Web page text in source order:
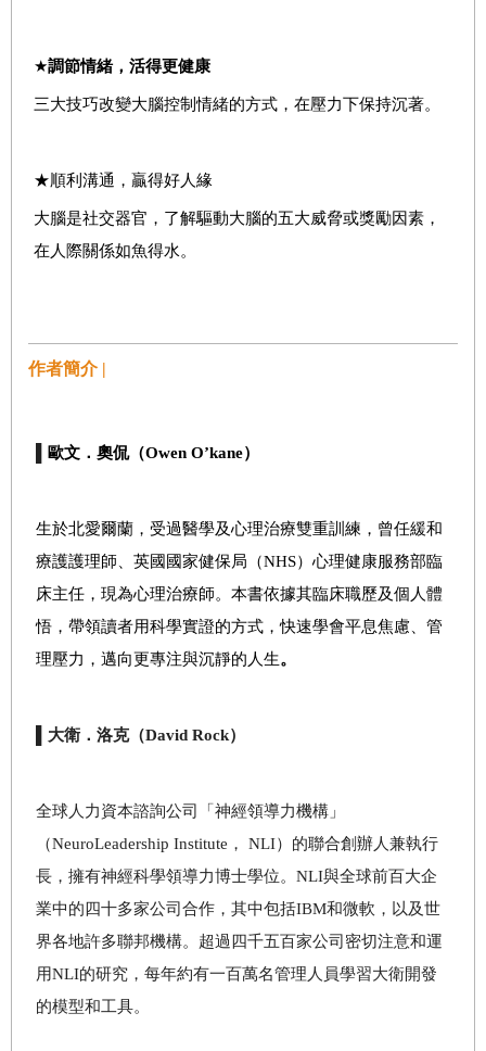
★調節情緒，活得更健康
三大技巧改變大腦控制情緒的方式，在壓力下保持沉著。
★順利溝通，贏得好人緣
大腦是社交器官，了解驅動大腦的五大威脅或獎勵因素，
在人際關係如魚得水。
作者簡介 |
歐文．奧侃（Owen O’kane）
生於北愛爾蘭，受過醫學及心理治療雙重訓練，曾任緩和
療護護理師、英國國家健保局（NHS）心理健康服務部臨
床主任，現為心理治療師。本書依據其臨床職歷及個人體
悟，帶領讀者用科學實證的方式，快速學會平息焦慮、管
理壓力，邁向更專注與沉靜的人生。
▌大衛．洛克（David Rock）
全球人力資本諮詢公司「神經領導力機構」
（NeuroLeadership Institute， NLI）的聯合創辦人兼執行
長，擁有神經科學領導力博士學位。NLI與全球前百大企
業中的四十多家公司合作，其中包括IBM和微軟，以及世
界各地許多聯邦機構。超過四千五百家公司密切注意和運
用NLI的研究，每年約有一百萬名管理人員學習大衛開發
的模型和工具。